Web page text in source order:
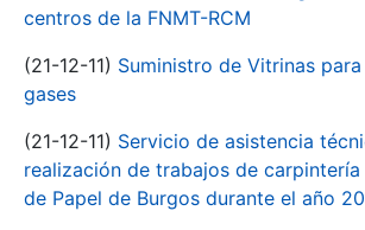
centros de la FNMT-RCM
(21-12-11) Suministro de Vitrinas
gases
(21-12-11) Servicio de asistencia
realización de trabajos de carpintería
de Papel de Burgos durante el año